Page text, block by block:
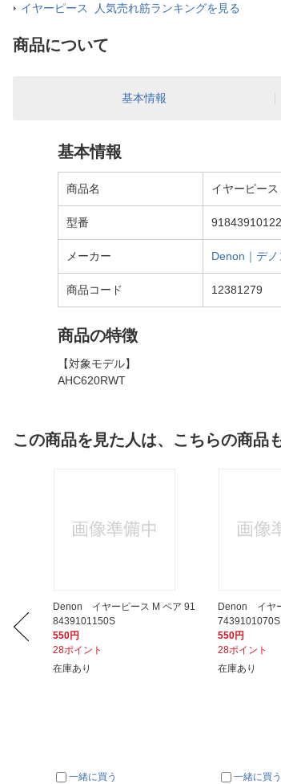
イヤーピース 人気売れ筋ランキングを見る
商品について
基本情報
基本情報
商品名 イヤーピー
型番
メーカー Denon｜デノ
商品コード 12381279
商品の特徴
【対象モデル】
AHC620RWT
この商品を見た人は、こちらの商品
Denon イヤーピース M ペア 91
8439101150S
550円
28ポイント
在庫あり
一緒に買う
Denon イヤ
7439101070S
550円
28ポイント
在庫あり
一緒に買う